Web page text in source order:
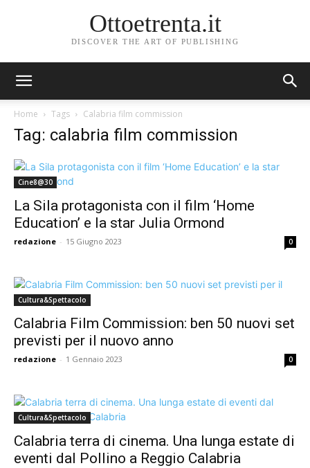
Ottoetrenta.it
DISCOVER THE ART OF PUBLISHING
Home Tags Calabria film commission
Tag: calabria film commission
Cine8@30
La Sila protagonista con il film ‘Home
Education’ e la star Julia Ormond
redazione - 15 Giugno 2023 0
Cultura&Spettacolo
Calabria Film Commission: ben 50 nuovi set
previsti per il nuovo anno
redazione - 1 Gennaio 2023 0
Cultura&Spettacolo
Calabria terra di cinema. Una lunga estate di
eventi dal Pollino a Reggio Calabria